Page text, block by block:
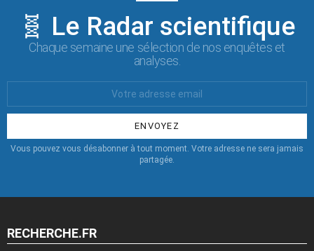
🧬 Le Radar scientifique
Chaque semaine une sélection de nos enquêtes et
analyses.
:
Vous pouvez vous désabonner à tout moment. Votre adresse ne sera jamais
partagée.
RECHERCHE.FR